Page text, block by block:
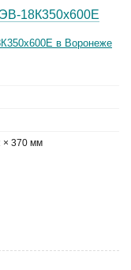
18К350х600Е
× 370 мм